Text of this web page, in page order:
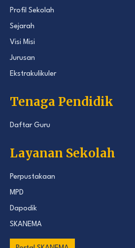
Profil Sekolah
Sejarah
Visi Misi
Jurusan
Ekstrakulikuler
Tenaga Pendidik
Daftar Guru
Layanan Sekolah
Perpustakaan
MPD
Dapodik
SKANEMA